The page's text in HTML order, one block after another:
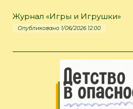
Журнал «Игры и Игрушки»
Опубликовано 1/06/2026 12:00